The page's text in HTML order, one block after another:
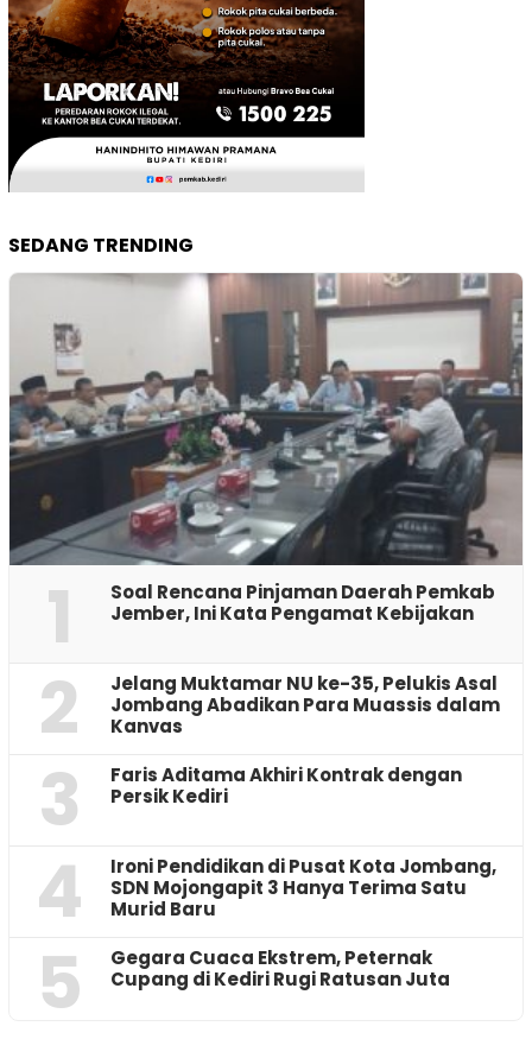
SEDANG TRENDING
1
‎Soal Rencana Pinjaman Daerah Pemkab
Jember, Ini Kata Pengamat Kebijakan ‎
2
Jelang Muktamar NU ke-35, Pelukis Asal
Jombang Abadikan Para Muassis dalam
Kanvas
3
Faris Aditama Akhiri Kontrak dengan
Persik Kediri
4
Ironi Pendidikan di Pusat Kota Jombang,
SDN Mojongapit 3 Hanya Terima Satu
Murid Baru
5
‎Gegara Cuaca Ekstrem, Peternak
Cupang di Kediri Rugi Ratusan Juta